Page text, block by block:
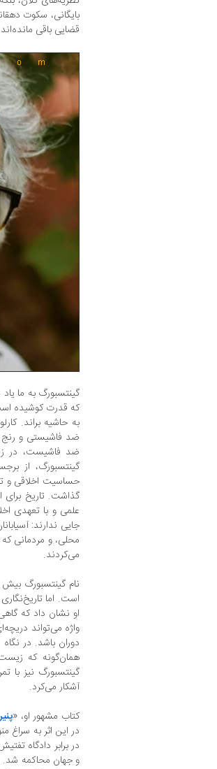
بایگانی، سکوت
قضایی باقی
گینتسبورگ به ما
که قدرت کوشیده
به حاشیه براند.
ضد فاشیستی و رنج
ضد فاشیست، در
گینتسبورگ، از
حساسیت اخلاقی و
گذاشت. تاریخ
علمی و با تعهدی
جایی ندارند:
محلی، و مردمانی
می‌کردند.
نام گینتسبورگ بیش
است. اما
او نشان داد که
واژه می‌تواند
دوران باشد. در
همان‌گونه که
گینتسبورگ نیز با
آشکار می‌کرد.
کتاب مشهور او، «
در این اثر به سراغ
در برابر دادگاه
و جهان محاکمه شد.